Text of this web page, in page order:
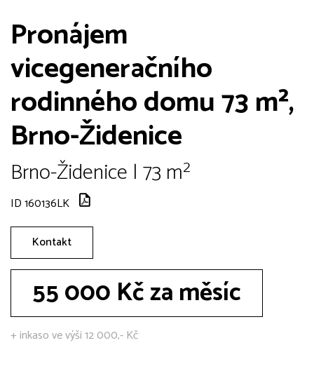
Pronájem
vicegeneračního
rodinného domu 73 m²,
Brno-Židenice
Brno-Židenice | 73 m²
ID 160136LK
Kontakt
55 000 Kč za měsíc
+ inkaso ve výši 12 000,- Kč